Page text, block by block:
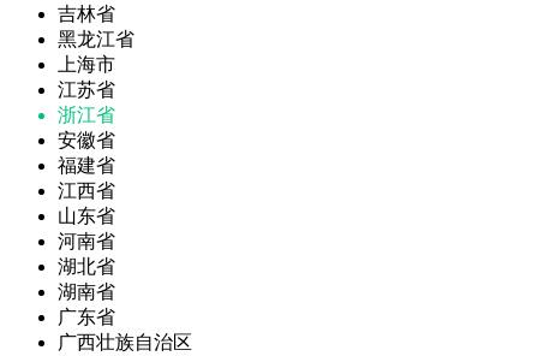
吉林省
黑龙江省
上海市
江苏省
浙江省
安徽省
福建省
江西省
山东省
河南省
湖北省
湖南省
广东省
广西壮族自治区